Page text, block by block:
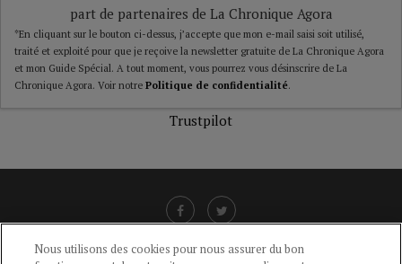
part de partenaires de La Chronique Agora
*En cliquant sur le bouton ci-dessus, j’accepte que mon e-mail saisi soit utilisé,
traité et exploité pour que je reçoive la newsletter gratuite de La Chronique Agora
et mon Guide Spécial. A tout moment, vous pourrez vous désinscrire de La
Chronique Agora. Voir notre Politique de confidentialité.
Trustpilot
Nous utilisons des cookies pour nous assurer du bon